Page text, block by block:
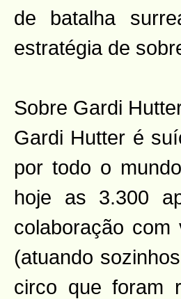
de batalha
estratégia de
Sobre Gardi
Gardi Hutter é
por todo o
hoje as 3.300
colaboração
(atuando
circo que foram